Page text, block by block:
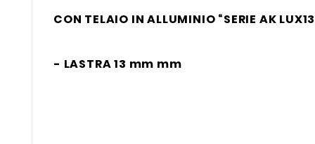
CON TELAIO IN ALLUMINIO “SERIE AK
- LASTRA 13 mm mm